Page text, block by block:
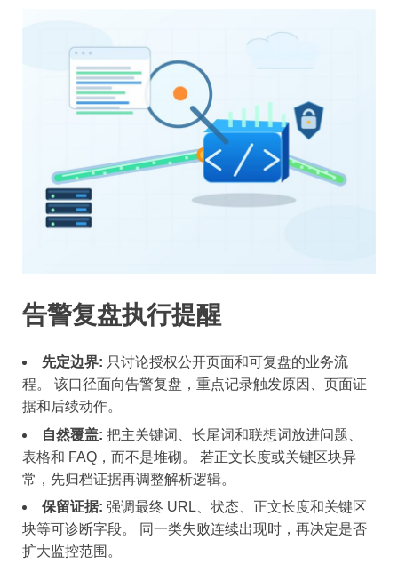
告警复盘执行提醒
先定边界: 只讨论授权公开页面和可复盘的业务流
程。 该口径面向告警复盘，重点记录触发原因、页面证
据和后续动作。
自然覆盖: 把主关键词、长尾词和联想词放进问题、
表格和 FAQ，而不是堆砌。 若正文长度或关键区块异
常，先归档证据再调整解析逻辑。
保留证据: 强调最终 URL、状态、正文长度和关键区
块等可诊断字段。 同一类失败连续出现时，再决定是否
扩大监控范围。